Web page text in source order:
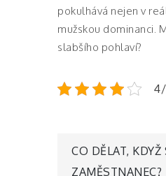
pokulhává nejen v
mužskou dominanci.
slabšího pohlaví?
CO DĚLAT, KDYŽ
ZAMĚSTNANEC?